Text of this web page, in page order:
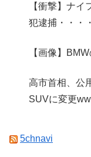
【衝撃】ナ
犯逮捕・・・
【画像】
高市首相、公
SUVに変更
5chnavi